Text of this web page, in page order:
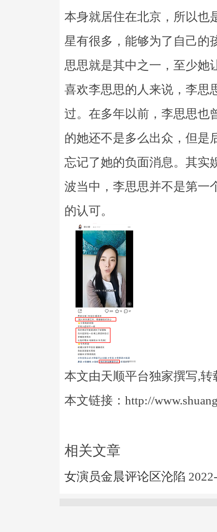
本身就居住在北京，所以也
星有很多，能够为了自己的
思思就是其中之一，至少她
喜欢李思思的人来说，李思
过。在多年以前，李思思也
的她还不是多么出众，但是
忘记了她的负面消息。其实
波当中，李思思并不是第一
的认可。
本文由天顺平台独家撰写,转
本文链接：http://
相关文章
女演员金晨评论区沦陷